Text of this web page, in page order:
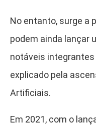
No entanto, surge a
podem ainda lançar
notáveis
explicado pela
Artificiais.
Em 2021, com o